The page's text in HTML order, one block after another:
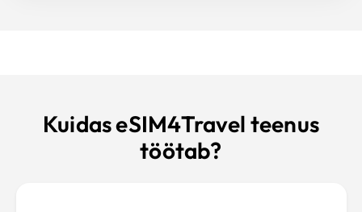
Kuidas eSIM4Travel teenus
töötab?